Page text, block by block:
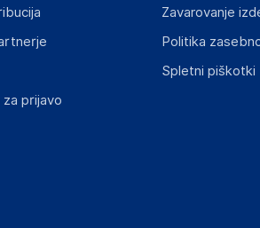
za prijavo
Zavarovanje
Politika
Spletni piškotki